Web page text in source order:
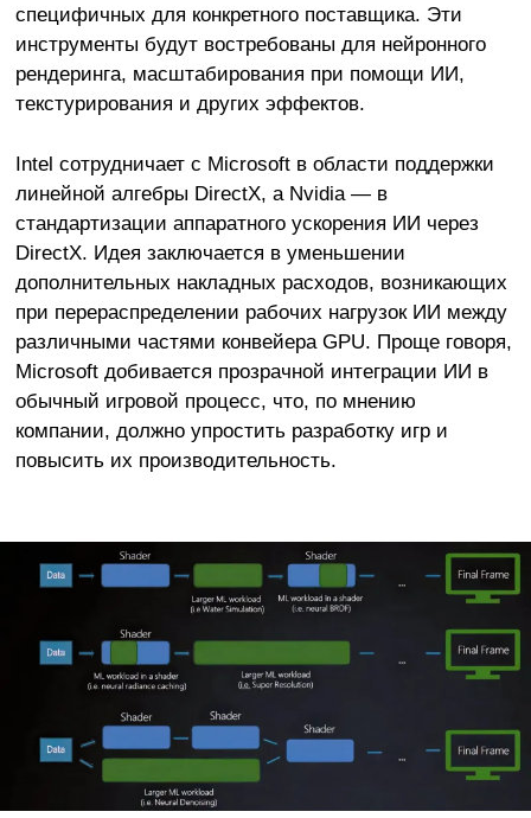
специфичных для конкретного поставщика. Эти
инструменты будут востребованы для нейронного
рендеринга, масштабирования при помощи ИИ,
текстурирования и других эффектов.
Intel сотрудничает с Microsoft в области поддержки
линейной алгебры DirectX, а Nvidia — в
стандартизации аппаратного ускорения ИИ через
DirectX. Идея заключается в уменьшении
дополнительных накладных расходов, возникающих
при перераспределении рабочих нагрузок ИИ между
различными частями конвейера GPU. Проще говоря,
Microsoft добивается прозрачной интеграции ИИ в
обычный игровой процесс, что, по мнению
компании, должно упростить разработку игр и
повысить их производительность.